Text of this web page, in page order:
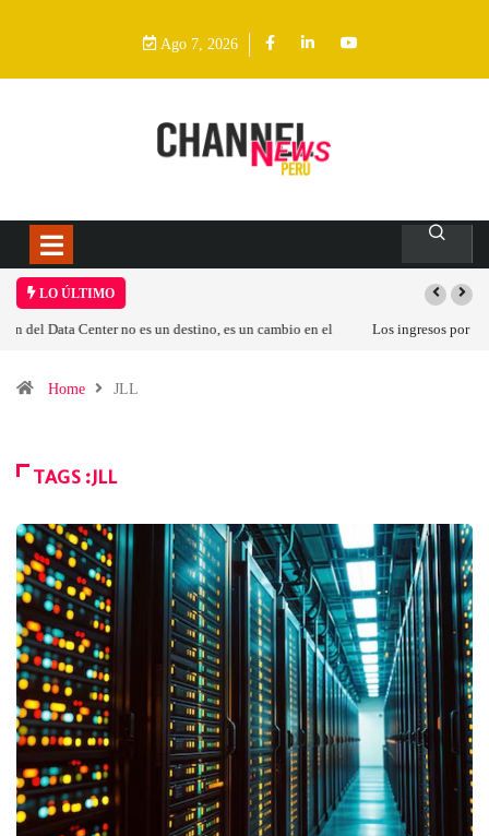
Ago 7, 2026
LO ÚLTIMO
Los ingresos por semiconductores aumentarán más de un 94 % en 2026
Home JLL
TAGS :JLL